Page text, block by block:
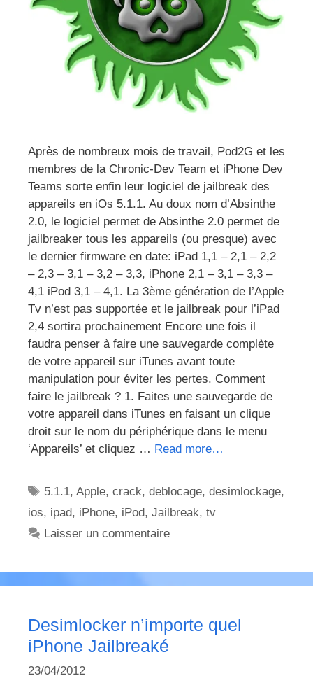
Après de nombreux mois de travail, Pod2G et les
membres de la Chronic-Dev Team et iPhone Dev
Teams sorte enfin leur logiciel de jailbreak des
appareils en iOs 5.1.1. Au doux nom d’Absinthe
2.0, le logiciel permet de Absinthe 2.0 permet de
jailbreaker tous les appareils (ou presque) avec
le dernier firmware en date: iPad 1,1 – 2,1 – 2,2
– 2,3 – 3,1 – 3,2 – 3,3, iPhone 2,1 – 3,1 – 3,3 –
4,1 iPod 3,1 – 4,1. La 3ème génération de l’Apple
Tv n’est pas supportée et le jailbreak pour l’iPad
2,4 sortira prochainement Encore une fois il
faudra penser à faire une sauvegarde complète
de votre appareil sur iTunes avant toute
manipulation pour éviter les pertes. Comment
faire le jailbreak ? 1. Faites une sauvegarde de
votre appareil dans iTunes en faisant un clique
droit sur le nom du périphérique dans le menu
‘Appareils’ et cliquez … Read more…
Étiquettes
5.1.1,Apple,crack,deblocage,desimlockage,
ios, ipad, iPhone, iPod, Jailbreak, tv
Laisser un commentaire
Desimlocker n’importe quel
iPhone Jailbreaké
23/04/2012